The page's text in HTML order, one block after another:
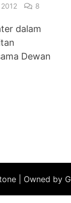
8
dalam
Dewan
| Owned by